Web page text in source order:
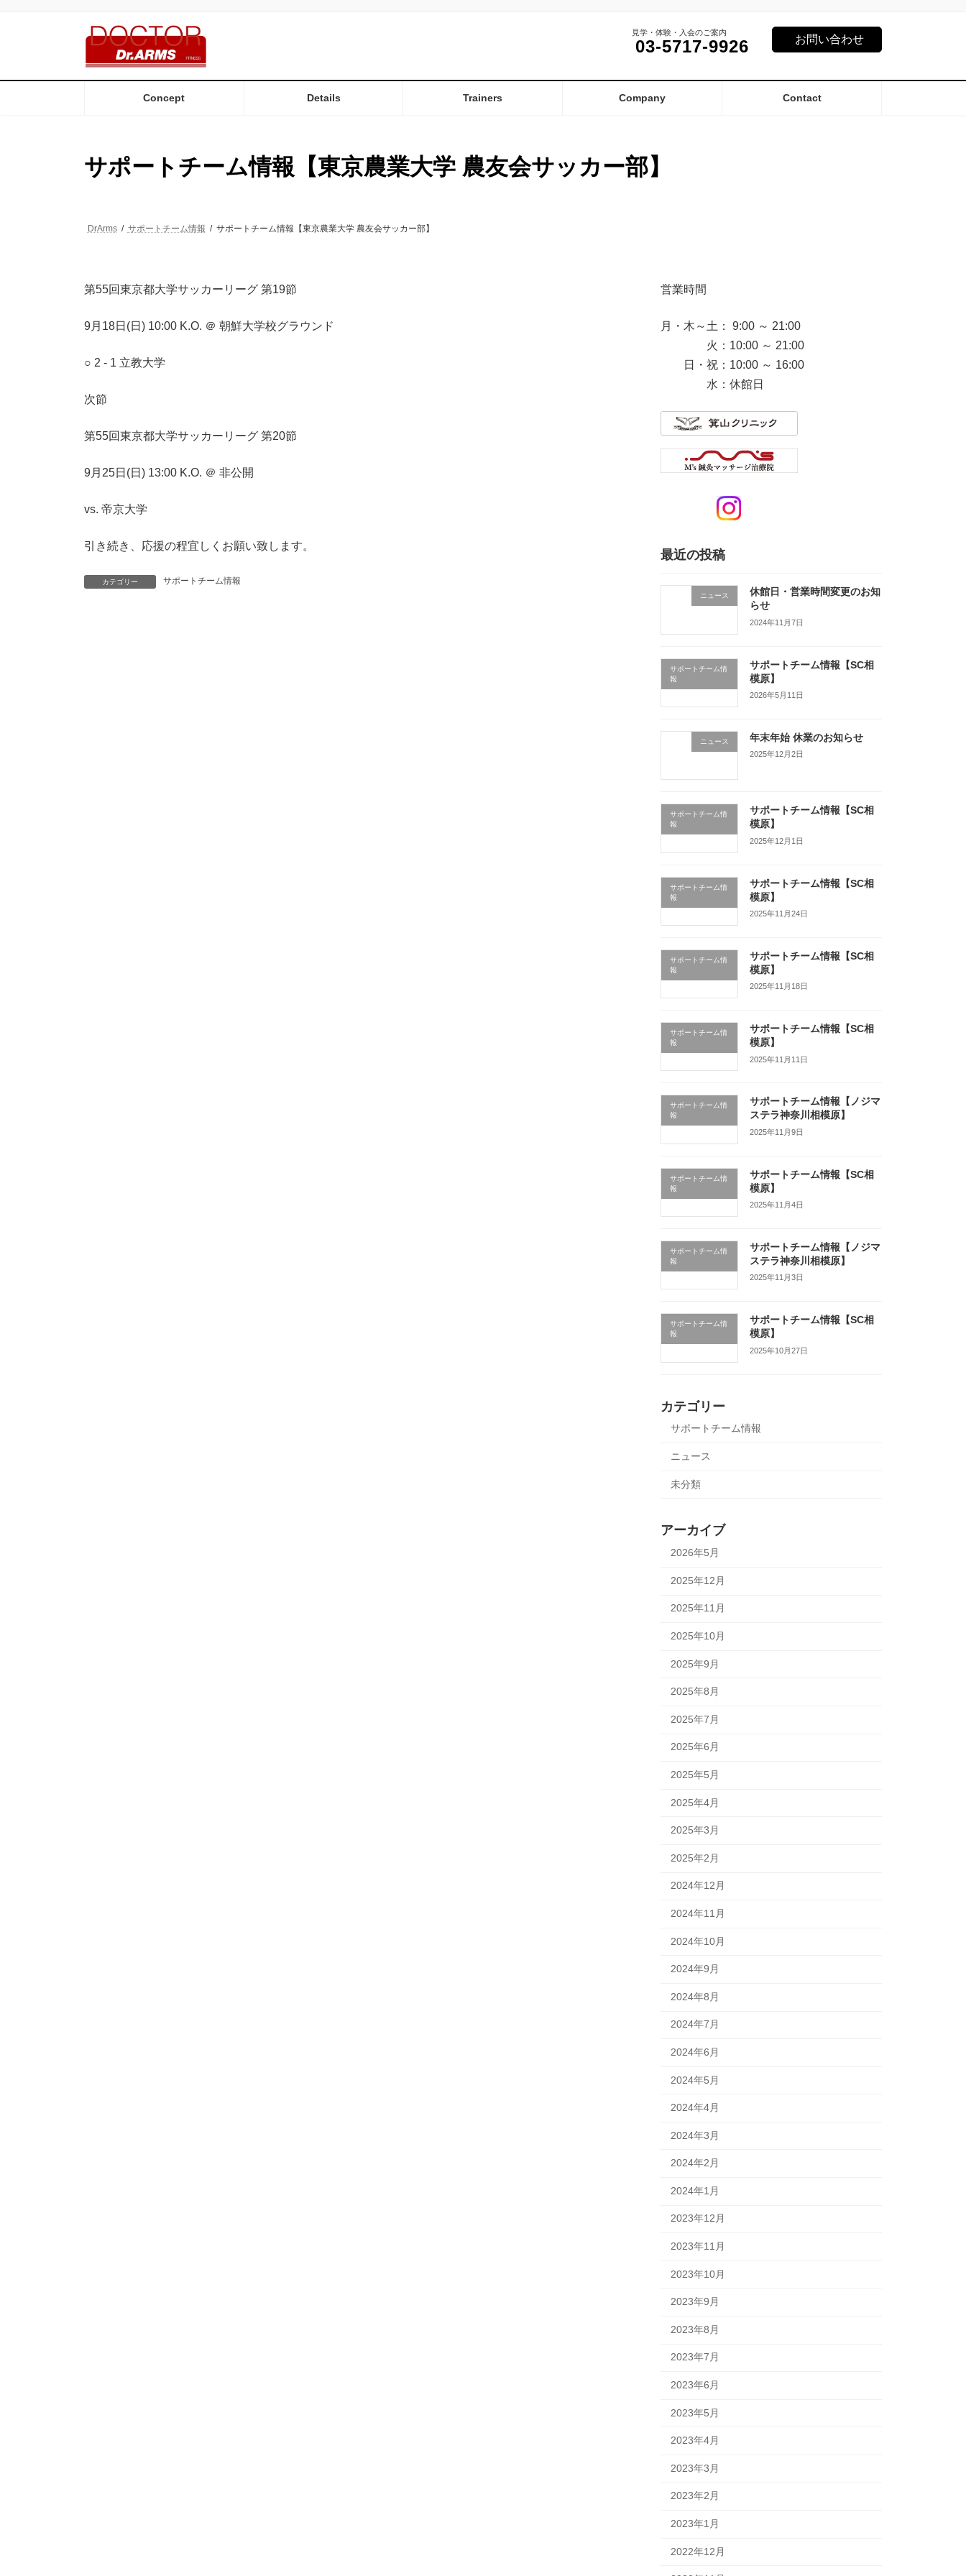
へ
ョ
見学・体験・入会のご案内
03-5717-9926 お問い合わせ
Concept Details Trainers Company Contact
サポートチーム情報【東京農業大学 農友会サッカー部】
DrArms サポートチーム情報 サポートチーム情報【東京農業大学 農友会サッカー部】
第55回東京都大学サッカーリーグ 第19節
9月18日(日) 10:00 K.O. ＠ 朝鮮大学校グラウンド
○ 2 - 1 立教大学
次節
第55回東京都大学サッカーリーグ 第20節
9月25日(日) 13:00 K.O. ＠ 非公開
vs. 帝京大学
引き続き、応援の程宜しくお願い致します。
カテゴリー サポートチーム情報
営業時間
月・木～土： 9:00 ～ 21:00
火：10:00 ～ 21:00
日・祝：10:00 ～ 16:00
水：休館日
最近の投稿
ニュース
休館日・営業時間変更のお知
らせ
2024年11月7日
サポートチーム情
報
サポートチーム情報【SC相
模原】
2026年5月11日
ニュース 年末年始 休業のお知らせ
2025年12月2日
サポートチーム情
報
サポートチーム情報【SC相
模原】
2025年12月1日
サポートチーム情
報
サポートチーム情報【SC相
模原】
2025年11月24日
サポートチーム情
報
サポートチーム情報【SC相
模原】
2025年11月18日
サポートチーム情
報
サポートチーム情報【SC相
模原】
2025年11月11日
サポートチーム情
報
サポートチーム情報【ノジマ
ステラ神奈川相模原】
2025年11月9日
サポートチーム情
報
サポートチーム情報【SC相
模原】
2025年11月4日
サポートチーム情
報
サポートチーム情報【ノジマ
ステラ神奈川相模原】
2025年11月3日
サポートチーム情
報
サポートチーム情報【SC相
模原】
2025年10月27日
カテゴリー
サポートチーム情報
ニュース
未分類
アーカイブ
2026年5月
2025年12月
2025年11月
2025年10月
2025年9月
2025年8月
2025年7月
2025年6月
2025年5月
2025年4月
2025年3月
2025年2月
2024年12月
2024年11月
2024年10月
2024年9月
2024年8月
2024年7月
2024年6月
2024年5月
2024年4月
2024年3月
2024年2月
2024年1月
2023年12月
2023年11月
2023年10月
2023年9月
2023年8月
2023年7月
2023年6月
2023年5月
2023年4月
2023年3月
2023年2月
2023年1月
2022年12月